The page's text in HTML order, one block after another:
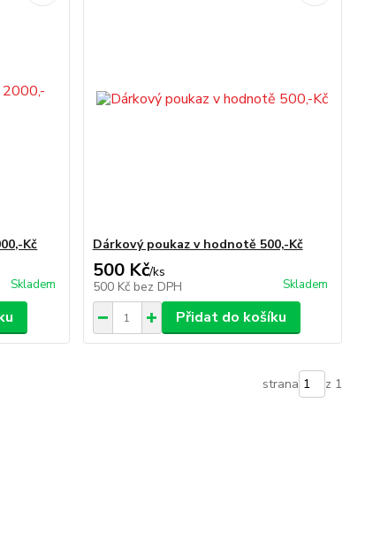
Kč
Skladem
Dárkový poukaz v hodnotě 500,-Kč
500 Kč/ks
500 Kč bez DPH Skladem
Přidat do košíku
strana z 1